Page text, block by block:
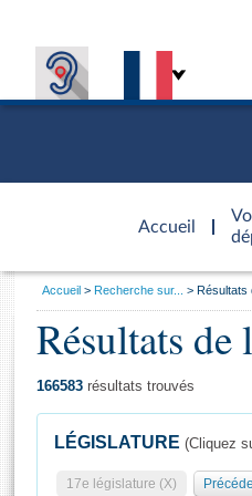
Accueil
d'accueil
Général
Vous
Accueil Recherche sur... Résultats
Résultats de
166583 résultats trouvés
LÉGISLATURE (Cliquez
17e législature (X)